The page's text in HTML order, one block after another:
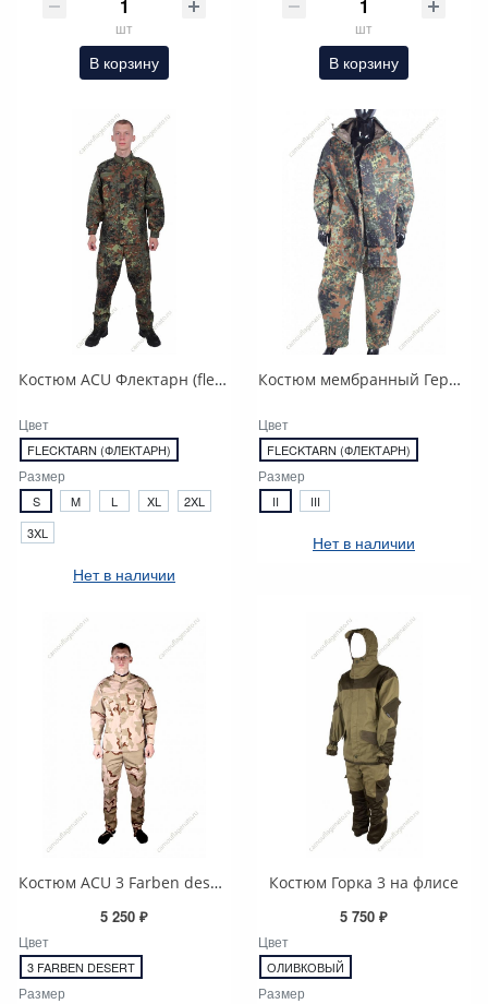
шт
В корзину
шт
В корзину
Костюм ACU Флектарн (flecktarn)
Цвет
FLECKTARN (ФЛЕКТАРН)
Размер
S M L XL
2XL
3XL
Нет в наличии
Костюм мембранный Германия.
Цвет
FLECKTARN (ФЛЕКТАРН)
Размер
II III
Нет в наличии
Костюм ACU 3 Farben desert , Rip-stop
5 250 ₽
Цвет
3 FARBEN DESERT
Размер
Костюм Горка 3 на флисе
5 750 ₽
Цвет
ОЛИВКОВЫЙ
Размер